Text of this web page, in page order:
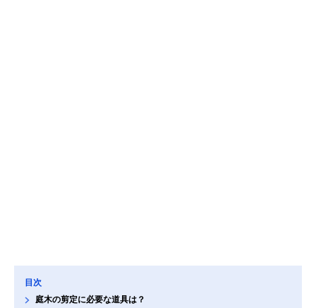
目次
庭木の剪定に必要な道具は？